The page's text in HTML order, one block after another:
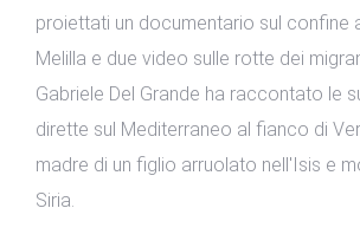
proiettati un documentario sul confine
Melilla e due video sulle rotte dei
Gabriele Del Grande ha raccontato le
dirette sul Mediterraneo al fianco di
madre di un figlio arruolato nell'Isis e
Siria.